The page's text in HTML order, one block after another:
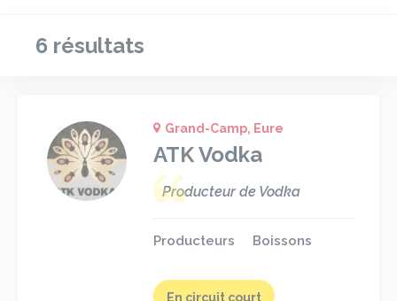
6 résultats
Grand-Camp, Eure
ATK Vodka
Producteur de Vodka
Producteurs Boissons
En circuit court